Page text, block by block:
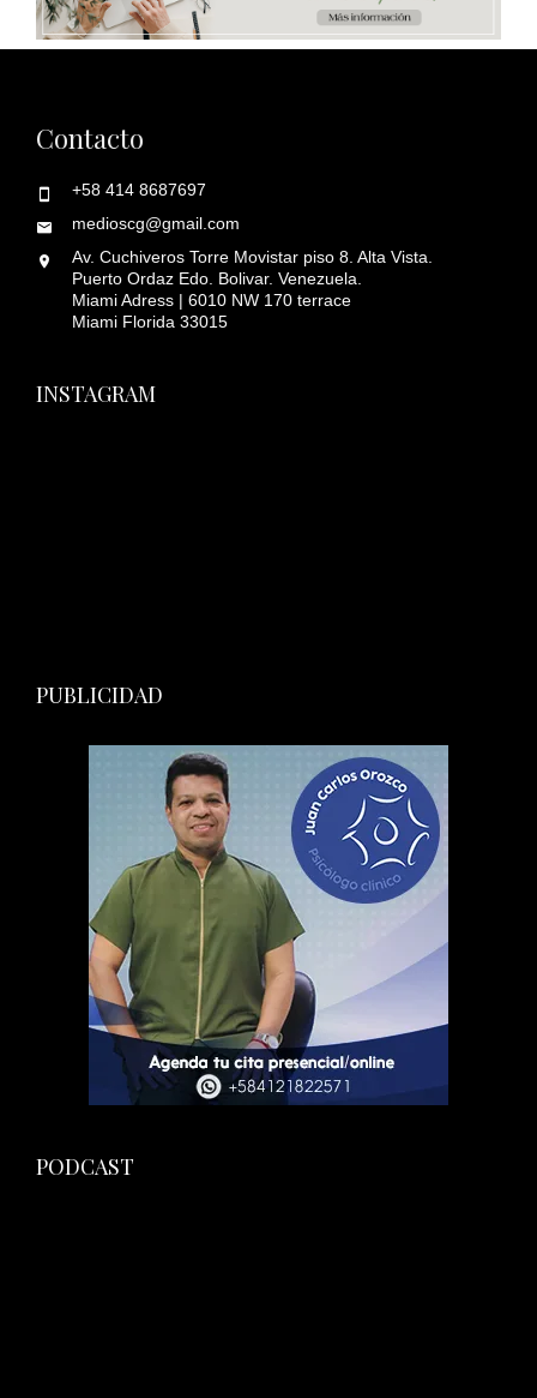
Contacto
+58 414 8687697
medioscg@gmail.com
Av. Cuchiveros Torre Movistar piso 8. Alta Vista.
Puerto Ordaz Edo. Bolivar. Venezuela.
Miami Adress | 6010 NW 170 terrace
Miami Florida 33015
INSTAGRAM
PUBLICIDAD
PODCAST